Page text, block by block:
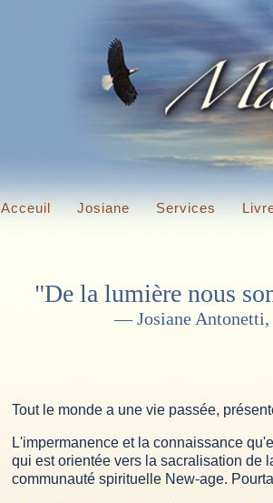
Acceuil Josiane Services
"De la lumière nous
— Josiane Antonetti,
Tout le monde a une vie passée,
L'impermanence et la connaissance
qui est orientée vers la sacralisation
communauté spirituelle New-age.